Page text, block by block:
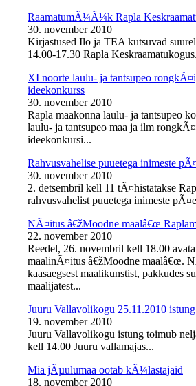
RaamatumÃ¼Ã¼k Rapla
30. november 2010
Kirjastused Ilo ja TEA kutsuvad
14.00-17.30 Rapla
XI noorte laulu- ja tantsupeo
ideekonkurss
30. november 2010
Rapla maakonna laulu- ja tantsupeo
laulu- ja tantsupeo maa ja ilm
ideekonkursi...
Rahvusvahelise puuetega inimeste
30. november 2010
2. detsembril kell 11 tÃ¤histatakse
rahvusvahelist puuetega inimeste
NÃ¤itus â€žMoodne maalâ€œ
22. november 2010
Reedel, 26. novembril kell 18.00
maalinÃ¤itus â€žMoodne maalâ€œ.
kaasaegsest maalikunstist, pakkudes
maalijatest...
Juuru Vallavolikogu 25.11.2010 istung
19. november 2010
Juuru Vallavolikogu istung toimub
kell 14.00 Juuru vallamajas...
Mia jÃµulumaa ootab kÃ¼lastajaid
18. november 2010